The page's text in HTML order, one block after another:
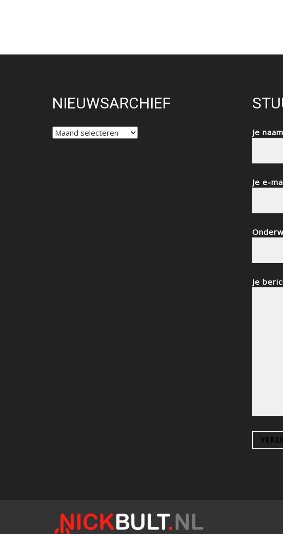
NIEUWSARCHIEF
NIEUWSARCHIEF Je
Je e-
Je